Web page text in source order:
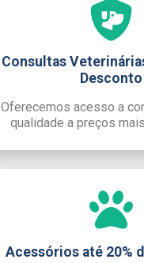
Consultas
Desconto
Oferecemos acesso a
qualidade a preços
Acessórios até 20%